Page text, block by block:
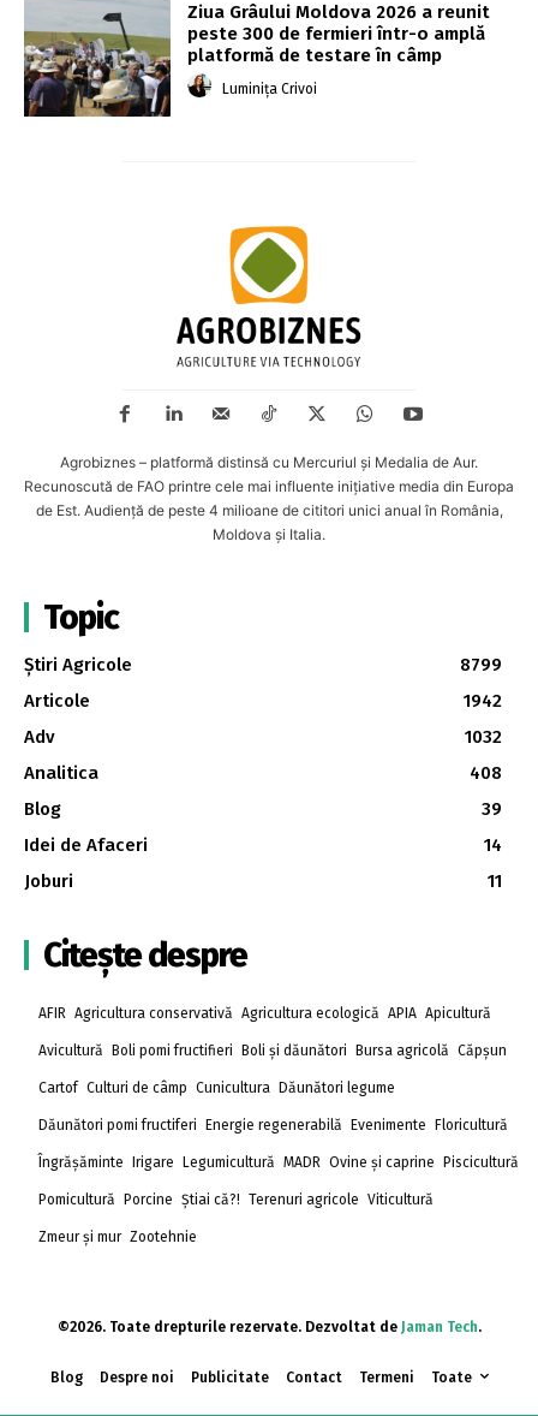
Ziua Grâului Moldova 2026 a reunit
peste 300 de fermieri într-o amplă
platformă de testare în câmp
Luminița Crivoi
Agrobiznes – platformă distinsă cu Mercuriul și Medalia de Aur.
Recunoscută de FAO printre cele mai influente inițiative media din Europa
de Est. Audiență de peste 4 milioane de cititori unici anual în România,
Moldova și Italia.
Topic
Știri Agricole
8799
Articole
1942
Adv
1032
Analitica
408
Blog
39
Idei de Afaceri
14
Joburi
11
Citește despre
AFIR Agricultura conservativă Agricultura ecologică APIA Apicultură
Avicultură Boli pomi fructifieri Boli și dăunători Bursa agricolă Căpșun
Cartof Culturi de câmp Cunicultura Dăunători legume
Dăunători pomi fructiferi Energie regenerabilă Evenimente Floricultură
Îngrășăminte Irigare Legumicultură MADR Ovine și caprine Piscicultură
Pomicultură Porcine Știai că?! Terenuri agricole Viticultură
Zmeur și mur Zootehnie
©2026. Toate drepturile rezervate. Dezvoltat de Jaman Tech.
Blog Despre noi Publicitate Contact Termeni Toate